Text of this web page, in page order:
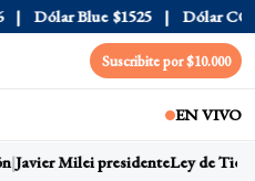
Dólar Blue $1525 Dólar CCL
Suscribite por $10.000
EN VIVO
Javier Milei presidenteLey de Tierras